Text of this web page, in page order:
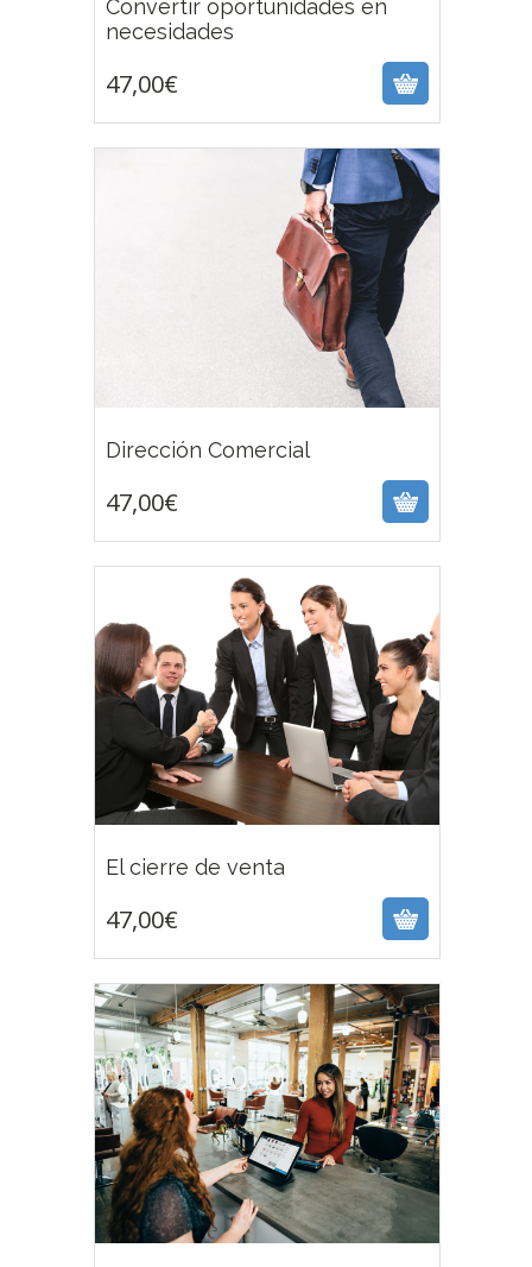
Convertir oportunidades en
necesidades
47,00€
47,00€
Dirección Comercial
47,00€
47,00€
El cierre de venta
47,00€
47,00